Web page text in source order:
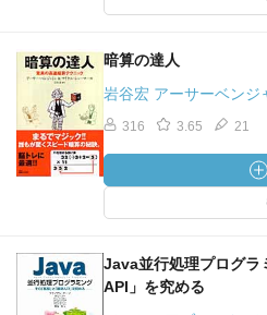
暗算の達人
岩谷宏 アーサーベンジ
316 3.65 21
Java並行処理プログラ
API」を究める